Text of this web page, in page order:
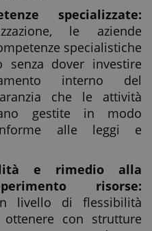
specializzate:
le aziende
specialistiche
senza dover investire
interno del
che le attività
gestite in modo
alle leggi e
e rimedio alla
risorse:
livello di flessibilità
con strutture